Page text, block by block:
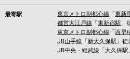
最寄駅 東京メトロ副都心線 「東新
都営大江戸線 「東新宿駅 」
東京メトロ副都心線 「西早
JR山手線 「新大久保駅 」
JR中央・総武線 「 大久保駅